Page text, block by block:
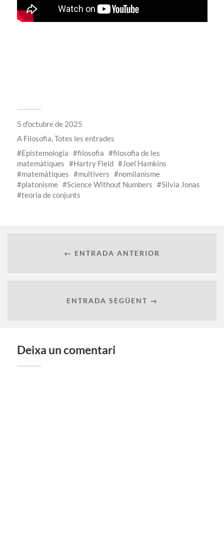
5 d'octubre de 2025
A Filosofia,Totes les entrades
Epistemologia
filosofia
filosofia de les
matemàtiques
Hartry Field
Joel Hamkins
matemàtiques
multivers
nomilanisme
platonisme
Science Without Numbers
Silvia Jonas
teoria de conjunts
← ENTRADA ANTERIOR
ENTRADA SEGÜENT →
Deixa un comentari